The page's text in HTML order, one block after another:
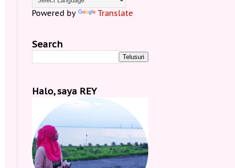
Powered by Translate
Search
Halo, saya REY